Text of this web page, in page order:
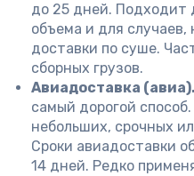
до 25 дней. Подходит
объема и для случаев,
доставки по суше.
сборных грузов.
Авиадоставка (авиа).
самый дорогой
небольших, срочных
Сроки авиадоставки
14 дней. Редко